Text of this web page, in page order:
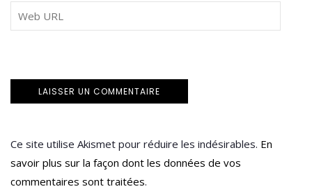
Ce site utilise Akismet pour réduire les indésirables. En
savoir plus sur la façon dont les données de vos
commentaires sont traitées.